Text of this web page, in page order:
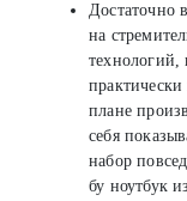
Достаточно
на
технологий,
плане
себя
набор
бу ноутбук